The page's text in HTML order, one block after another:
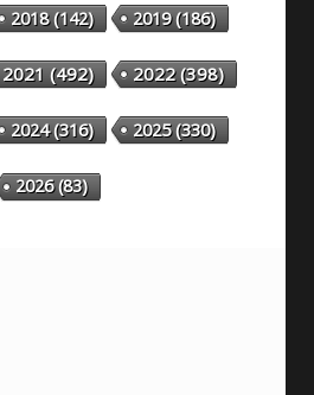
2018(142) 2019(186)
2021(492) 2022(398)
2024(316) 2025(330)
2026(83)